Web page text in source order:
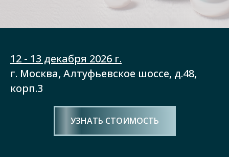
12 - 13 декабря 2026 г.
г. Москва, Алтуфьевское шоссе, д.48,
корп.3
УЗНАТЬ СТОИМОСТЬ